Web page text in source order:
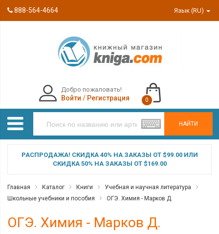
888-564-4664 Язык (RU)
НАЙТИ
Добро пожаловать!
Войти / Регистрация 0
РАСПРОДАЖА! СКИДКА 40% НА ЗАКАЗЫ ОТ $99.00 ИЛИ
СКИДКА 50% НА ЗАКАЗЫ ОТ $169.00
Главная Каталог Книги
Учебная и научная литература
Школьные учебники и пособия
ОГЭ. Химия - Марков Д.
ОГЭ. Химия - Марков Д.